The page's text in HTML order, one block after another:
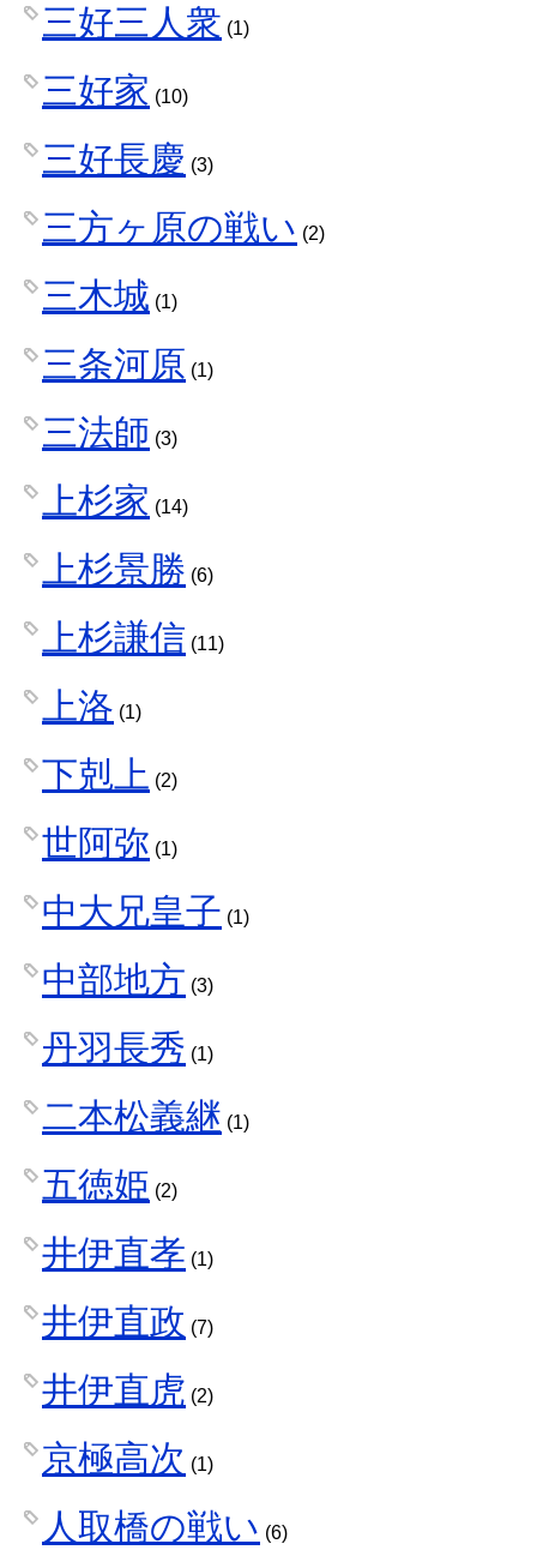
三好三人衆 (1)
三好家 (10)
三好長慶 (3)
三方ヶ原の戦い (2)
三木城 (1)
三条河原 (1)
三法師 (3)
上杉家 (14)
上杉景勝 (6)
上杉謙信 (11)
上洛 (1)
下剋上 (2)
世阿弥 (1)
中大兄皇子 (1)
中部地方 (3)
丹羽長秀 (1)
二本松義継 (1)
五徳姫 (2)
井伊直孝 (1)
井伊直政 (7)
井伊直虎 (2)
京極高次 (1)
人取橋の戦い (6)